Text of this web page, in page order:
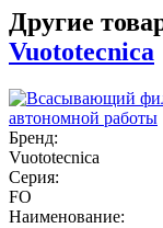
Другие
Vuototecnica
Бренд:
Vuototecnica
Серия:
FO
Наименование: